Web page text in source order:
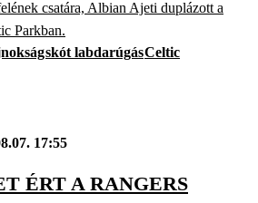
csatára, Albian Ajeti duplázott a
Parkban.
skót labdarúgásCeltic
17:55
ÉRT A RANGERS